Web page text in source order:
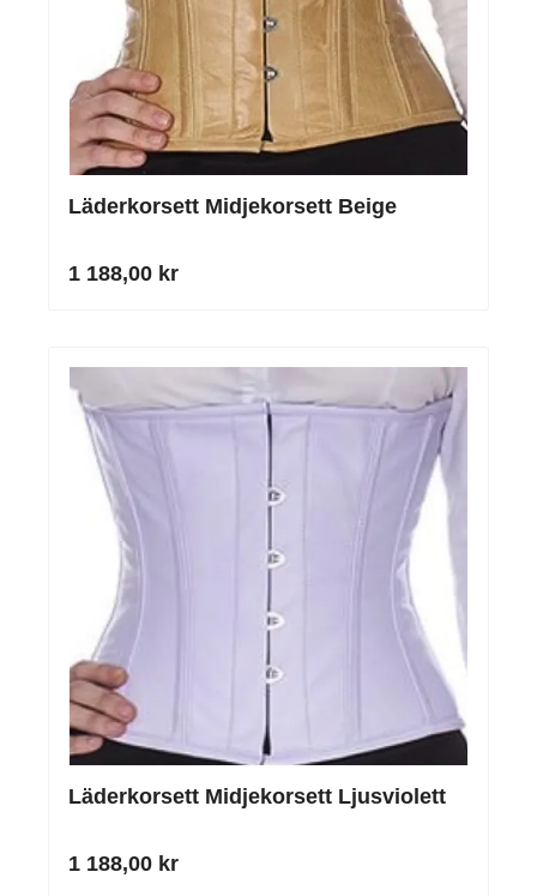
Läderkorsett Midjekorsett Beige
1 188,00 kr
Läderkorsett Midjekorsett Ljusviolett
1 188,00 kr